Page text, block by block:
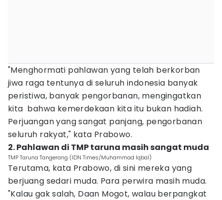
"Menghormati pahlawan yang telah berkorban
jiwa raga tentunya di seluruh indonesia banyak
peristiwa, banyak pengorbanan, mengingatkan
kita bahwa kemerdekaan kita itu bukan hadiah.
Perjuangan yang sangat panjang, pengorbanan
seluruh rakyat," kata Prabowo.
2. Pahlawan di TMP taruna masih sangat muda
TMP Taruna Tangerang (IDN Times/Muhammad Iqbal)
Terutama, kata Prabowo, di sini mereka yang
berjuang sedari muda. Para perwira masih muda.
"Kalau gak salah, Daan Mogot, walau berpangkat